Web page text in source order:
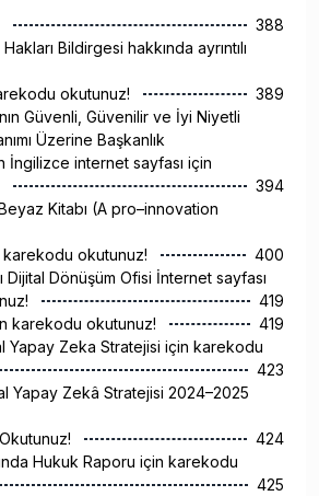
388
Bildirgesi hakkında ayrıntılı
okutunuz!
389
Güvenli, Güvenilir ve İyi Niyetli
Üzerine Başkanlık
İngilizce internet sayfası için
394
Beyaz Kitabı (A pro–innovation
okutunuz!
400
Dijital Dönüşüm Ofisi İnternet sayfası
419
karekodu okutunuz!
419
Yapay Zeka Stratejisi için karekodu
423
Yapay Zekâ Stratejisi 2024–2025
424
Hukuk Raporu için karekodu
425